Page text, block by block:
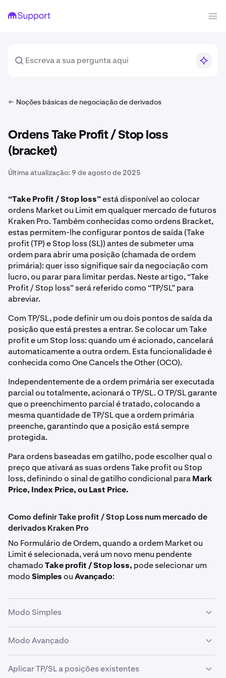
Noções básicas de negociação de derivados
Ordens Take Profit / Stop loss
(bracket)
Última atualização: 9 de agosto de 2025
“Take Profit / Stop loss”está disponível ao colocar
ordens Market ou Limit em qualquer mercado de futuros
Kraken Pro. Também conhecidas como ordens Bracket,
estas permitem-lhe configurar pontos de saída (Take
profit (TP) e Stop loss (SL)) antes de submeter uma
ordem para abrir uma posição (chamada de ordem
primária): quer isso signifique sair da negociação com
lucro, ou parar para limitar perdas. Neste artigo, “Take
Profit / Stop loss” será referido como “TP/SL” para
abreviar.
Com TP/SL, pode definir um ou dois pontos de saída da
posição que está prestes a entrar. Se colocar um Take
profit e um Stop loss: quando um é acionado, cancelará
automaticamente a outra ordem. Esta funcionalidade é
conhecida como One Cancels the Other (OCO).
Independentemente de a ordem primária ser executada
parcial ou totalmente, acionará o TP/SL. O TP/SL garante
que o preenchimento parcial é tratado, colocando a
mesma quantidade de TP/SL que a ordem primária
preenche, garantindo que a posição está sempre
protegida.
Para ordens baseadas em gatilho, pode escolher qual o
preço que ativará as suas ordens Take profit ou Stop
loss, definindo o sinal de gatilho condicional paraMark
Price, Index Price, ou Last Price.
Como definir Take profit / Stop Loss num mercado de
derivados Kraken Pro
No Formulário de Ordem, quando a ordem Market ou
Limit é selecionada, verá um novo menu pendente
chamadoTake profit / Stop loss, pode selecionar um
modoSimplesouAvançado:
Modo Simples
Quando seleciona o
campos rotulados Take profit (TP) e Stop loss (SL). Estes
permitem-lhe especificar os preços exatos nos quais
gostaria que qualquer uma destas ordens fosse
Modo Avançado
Mudar para o Modo Avançado adiciona flexibilidade
adicional para traders que procuram ajustar a sua
Aplicar TP/SL a posições existentes